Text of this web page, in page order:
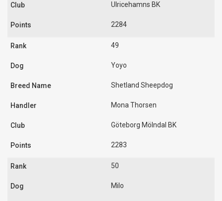
Ulricehamns BK
2284
49
Yoyo
Shetland Sheepdog
Mona Thorsen
Göteborg Mölndal BK
2283
50
Milo